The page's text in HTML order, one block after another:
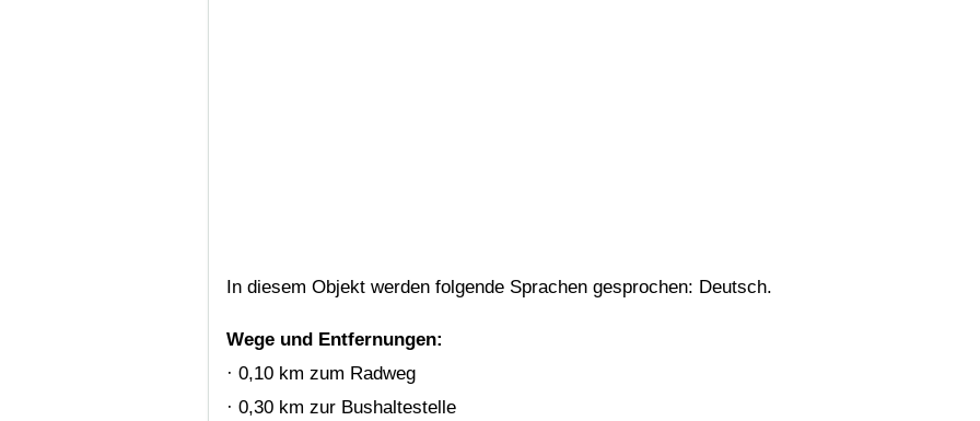
In diesem Objekt werden folgende Sprachen gesprochen: Deutsch.
Wege und Entfernungen:
· 0,10 km zum Radweg
· 0,30 km zur Bushaltestelle